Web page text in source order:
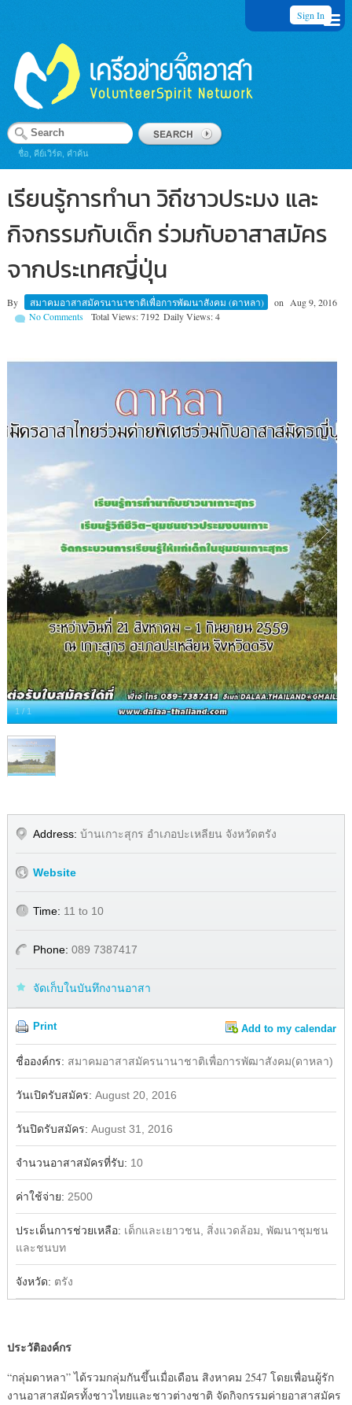
Sign In
ชื่อ, คีย์เวิร์ด, คำค้น
เรียนรู้การทำนา วิถีชาวประมง และ
กิจกรรมกับเด็ก ร่วมกับอาสาสมัคร
จากประเทศญี่ปุ่น
By สมาคมอาสาสมัครนานาชาติเพื่อการพัฒนาสังคม (ดาหลา) on
Aug 9, 2016
Total Views: 7192 Daily Views: 4
No Comments
1/1
Address: บ้านเกาะสุกร อำเภอปะเหลียน จังหวัดตรัง
Website
Time: 11 to 10
Phone: 089 7387417
จัดเก็บในบันทึกงานอาสา
Print Add to my calendar
Facebook
ชื่อองค์กร: สมาคมอาสาสมัครนานาชาติเพื่อการพัฒาสังคม(ดาหลา)
วันเปิดรับสมัคร: August 20, 2016
วันปิดรับสมัคร: August 31, 2016
จำนวนอาสาสมัครที่รับ: 10
ค่าใช้จ่าย: 2500
ประเด็นการช่วยเหลือ: เด็กและเยาวชน, สิ่งแวดล้อม, พัฒนาชุมชน
และชนบท
จังหวัด: ตรัง
ประวัติองค์กร
“กลุ่มดาหลา” ได้รวมกลุ่มกันขึ้นเมื่อเดือน สิงหาคม 2547 โดยเพื่อนผู้รัก
งานอาสาสมัครทั้งชาวไทยและชาวต่างชาติ จัดกิจกรรมค่ายอาสาสมัคร